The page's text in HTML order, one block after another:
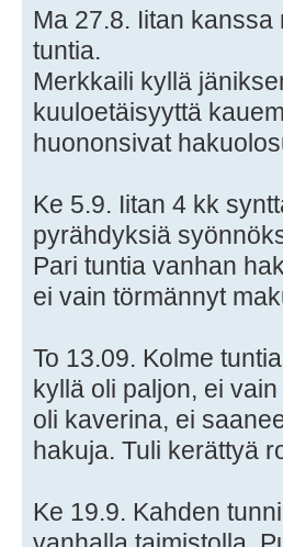
Ma 27.8. Iitan
tuntia.
Merkkaili kyllä
kuuloetäisyyttä
huononsivat
Ke 5.9. Iitan 4 kk
pyrähdyksiä
Pari tuntia vanhan
ei vain törmännyt
To 13.09. Kolme
kyllä oli paljon, ei
oli kaverina, ei
hakuja. Tuli kerättyä
Ke 19.9. Kahden